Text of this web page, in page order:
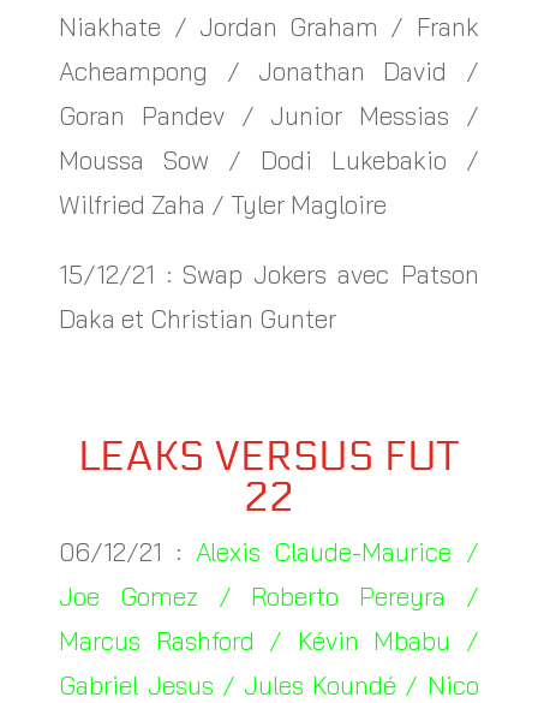
Niakhate / Jordan Graham / Frank
Acheampong / Jonathan David /
Goran Pandev / Junior Messias /
Moussa Sow / Dodi Lukebakio /
Wilfried Zaha / Tyler Magloire
15/12/21 : Swap Jokers avec Patson
Daka et Christian Gunter
LEAKS VERSUS FUT
22
06/12/21 : Alexis Claude-Maurice /
Joe Gomez / Roberto Pereyra /
Marcus Rashford / Kévin Mbabu /
Gabriel Jesus / Jules Koundé / Nico